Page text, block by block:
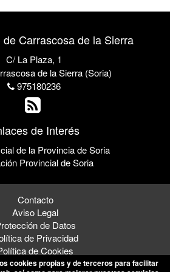
Carrascosa de la Sierra
C/ La Plaza, 1
de la Sierra (Soria)
975180236
de Interés
de la Provincia de Soria
Provincial de Soria
Contacto
Aviso Legal
de Datos
de Privacidad
de Cookies
cookies propias y de terceros para facilitar